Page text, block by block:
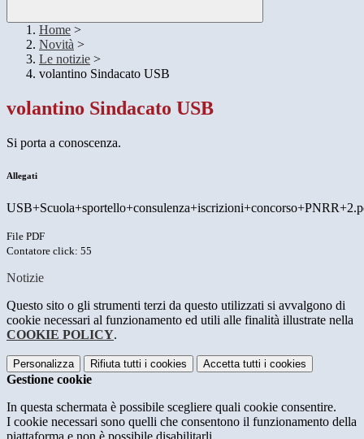
Home >
Novità >
Le notizie >
volantino Sindacato USB
volantino Sindacato USB
Si porta a conoscenza.
Allegati
File PDF
Contatore click: 55
Notizie
Questo sito o gli strumenti terzi da questo utilizzati si avvalgono di
cookie necessari al funzionamento ed utili alle finalità illustrate nella
COOKIE POLICY.
Personalizza Rifiuta tutti i cookies Accetta tutti i cookies
Gestione cookie
In questa schermata è possibile scegliere quali cookie consentire.
I cookie necessari sono quelli che consentono il funzionamento della
piattaforma e non è possibile disabilitarli.